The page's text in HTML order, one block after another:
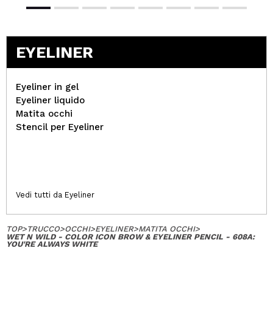
EYELINER
Eyeliner in gel
Eyeliner liquido
Matita occhi
Stencil per Eyeliner
Vedi tutti da Eyeliner
TOP>TRUCCO>OCCHI>EYELINER>MATITA OCCHI>
WET N WILD - COLOR ICON BROW & EYELINER PENCIL - 608A:
YOU'RE ALWAYS WHITE